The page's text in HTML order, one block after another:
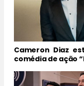
Cameron Diaz
comédia de ação